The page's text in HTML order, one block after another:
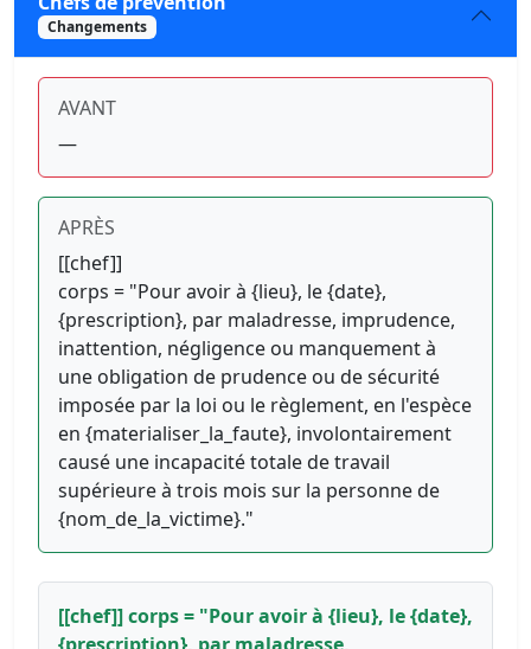
Changements
AVANT
—
APRÈS
[[chef]]
corps = "Pour avoir à {lieu}, le {date},
{prescription}, par maladresse, imprudence,
inattention, négligence ou manquement à
une obligation de prudence ou de sécurité
imposée par la loi ou le règlement, en l'espèce
en {materialiser_la_faute}, involontairement
causé une incapacité totale de travail
supérieure à trois mois sur la personne de
{nom_de_la_victime}."
[[chef]] corps = "Pour avoir à {lieu}, le {date},